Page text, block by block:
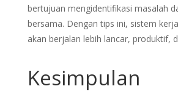
bertujuan mengidentifikasi masalah
bersama. Dengan tips ini, sistem
akan berjalan lebih lancar, produktif,
Kesimpulan